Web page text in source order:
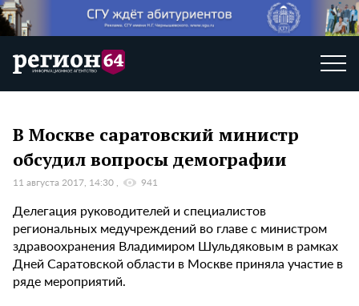
В Москве саратовский министр
обсудил вопросы демографии
11 августа 2017, 14:30 941
Делегация руководителей и специалистов
региональных медучреждений во главе с министром
здравоохранения Владимиром Шульдяковым в рамках
Дней Саратовской области в Москве приняла участие в
ряде мероприятий.